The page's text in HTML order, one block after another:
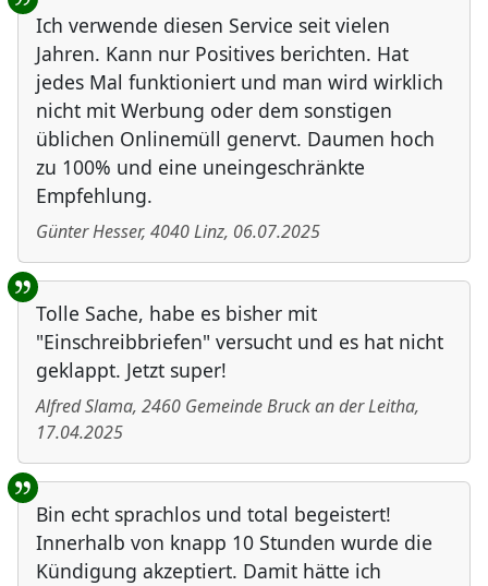
Ich verwende diesen Service seit vielen
Jahren. Kann nur Positives berichten. Hat
jedes Mal funktioniert und man wird wirklich
nicht mit Werbung oder dem sonstigen
üblichen Onlinemüll genervt. Daumen hoch
zu 100% und eine uneingeschränkte
Empfehlung.
Günter Hesser, 4040Linz, 06.07.2025
Tolle Sache, habe es bisher mit
"Einschreibbriefen" versucht und es hat nicht
geklappt. Jetzt super!
Alfred Slama, 2460 Gemeinde Bruck an der Leitha,
17.04.2025
Bin echt sprachlos und total begeistert!
Innerhalb von knapp 10 Stunden wurde die
Kündigung akzeptiert. Damit hätte ich